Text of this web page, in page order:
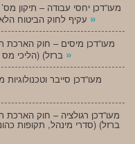
»
מעו”דכן מיסים – חוק הארכת
»
מעו”דכן סייבר
מעו”דכן רגולציה – חוק
ברזל) (סדרי מינהל, תקופות כהונה